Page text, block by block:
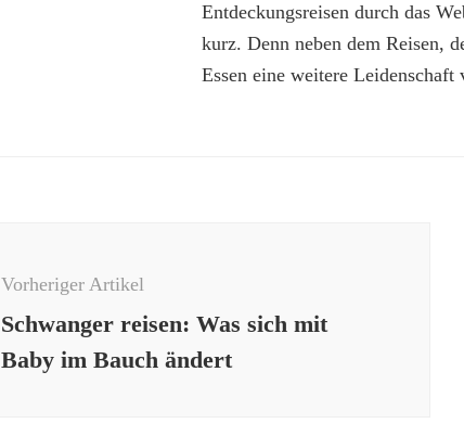
Entdeckungsreisen durch das
kurz. Denn neben dem Reisen,
Essen eine weitere Leidenschaft
Vorheriger Artikel
Schwanger reisen: Was sich mit
Baby im Bauch ändert